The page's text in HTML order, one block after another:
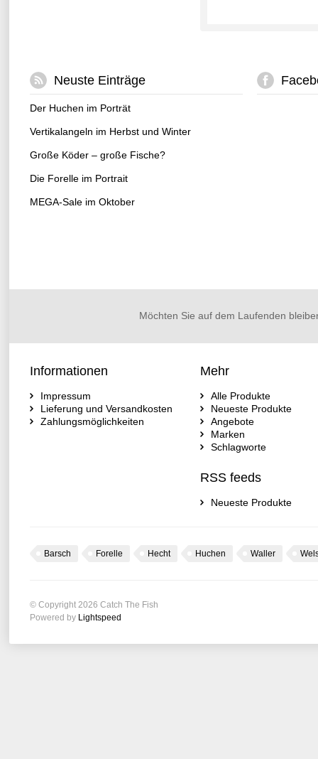
Neuste Einträge
Der Huchen im Porträt
Vertikalangeln im Herbst und Winter
Große Köder – große Fische?
Die Forelle im Portrait
MEGA-Sale im Oktober
Möchten Sie auf dem Laufenden
Informationen
Impressum
Lieferung und Versandkosten
Zahlungsmöglichkeiten
Mehr
Alle Produkte
Neueste Produkte
Angebote
Marken
Schlagworte
RSS feeds
Neueste Produkte
Barsch Forelle Hecht Huchen Waller
© Copyright 2026 Catch The Fish
Powered by Lightspeed